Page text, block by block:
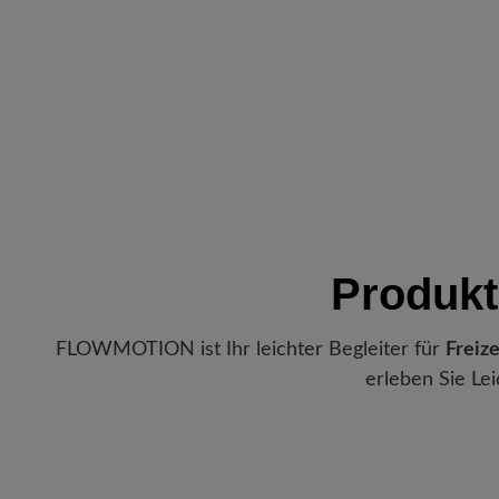
FLOWMOTION ist Ihr leichter Begleiter für
erleben Sie